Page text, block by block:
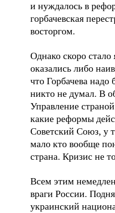
и нуждалось в
горбачевская
восторгом.
Однако скоро стало
оказались либо
что Горбачева надо
никто не думал. В
Управление
какие реформы
Советский Союз, у
мало кто вообще
страна. Кризис не
Всем этим
враги России.
украинский